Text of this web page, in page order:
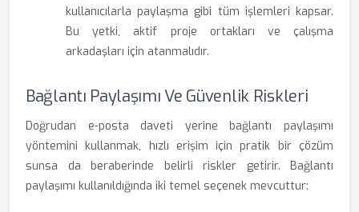
kullanıcılarla paylaşma gibi tüm işlemleri kapsar.
Bu yetki, aktif proje ortakları ve çalışma
arkadaşları için atanmalıdır.
Bağlantı Paylaşımı Ve Güvenlik Riskleri
Doğrudan e-posta daveti yerine bağlantı paylaşımı
yöntemini kullanmak, hızlı erişim için pratik bir çözüm
sunsa da beraberinde belirli riskler getirir. Bağlantı
paylaşımı kullanıldığında iki temel seçenek mevcuttur: